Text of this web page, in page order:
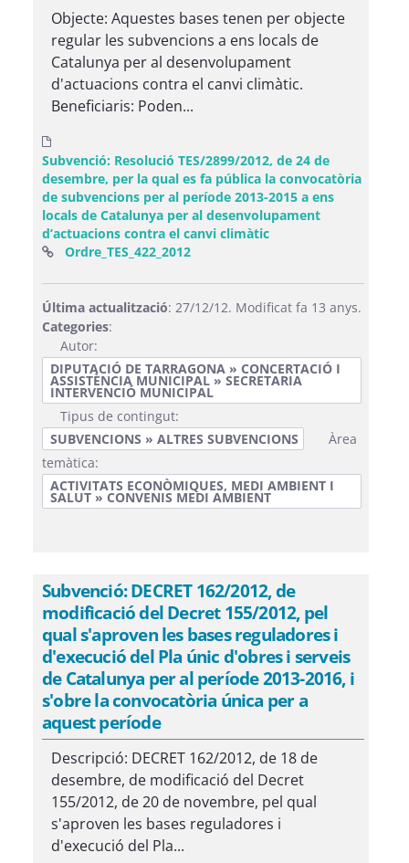
Objecte: Aquestes bases tenen per objecte
regular les subvencions a ens locals de
Catalunya per al desenvolupament
d'actuacions contra el canvi climàtic.
Beneficiaris: Poden...
Subvenció: Resolució TES/2899/2012, de 24 de
desembre, per la qual es fa pública la convocatòria
de subvencions per al període 2013-2015 a ens
locals de Catalunya per al desenvolupament
d’actuacions contra el canvi climàtic
Ordre_TES_422_2012(Obre una finestra nova)
Última actualització: 27/12/12. Modificat fa 13 anys.
Categories:
Autor:
DIPUTACIÓ DE TARRAGONA » CONCERTACIÓ I
ASSISTÈNCIA MUNICIPAL » SECRETARIA
INTERVENCIÓ MUNICIPAL
Tipus de contingut:
SUBVENCIONS » ALTRES SUBVENCIONS
Àrea
temàtica:
ACTIVITATS ECONÒMIQUES, MEDI AMBIENT I
SALUT » CONVENIS MEDI AMBIENT
Subvenció: DECRET 162/2012, de
modificació del Decret 155/2012, pel
qual s'aproven les bases reguladores i
d'execució del Pla únic d'obres i serveis
de Catalunya per al període 2013-2016, i
s'obre la convocatòria única per a
aquest període
Descripció: DECRET 162/2012, de 18 de
desembre, de modificació del Decret
155/2012, de 20 de novembre, pel qual
s'aproven les bases reguladores i
d'execució del Pla...